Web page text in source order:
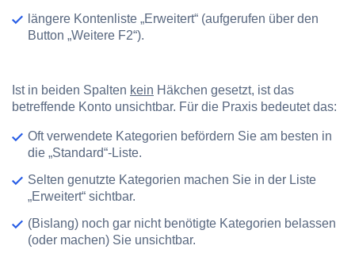
längere Kontenliste „Erweitert“ (aufgerufen über den
Button „Weitere F2“).
Ist in beiden Spalten kein Häkchen gesetzt, ist das
betreffende Konto unsichtbar. Für die Praxis bedeutet das:
Oft verwendete Kategorien befördern Sie am besten in
die „Standard“-Liste.
Selten genutzte Kategorien machen Sie in der Liste
„Erweitert“ sichtbar.
(Bislang) noch gar nicht benötigte Kategorien belassen
(oder machen) Sie unsichtbar.